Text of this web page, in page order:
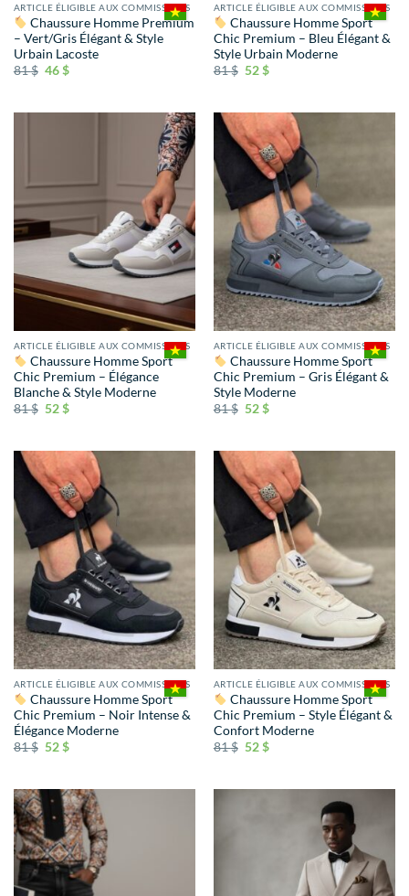
ARTICLE ÉLIGIBLE AUX COMMISSIONS
Chaussure Homme Premium
– Vert/Gris Élégant & Style
Urbain Lacoste
81$ 46$
ARTICLE ÉLIGIBLE AUX COMMISSIONS
Chaussure Homme Sport
Chic Premium – Bleu Élégant &
Style Urbain Moderne
81$ 52$
ARTICLE ÉLIGIBLE AUX COMMISSIONS
Chaussure Homme Sport
Chic Premium – Élégance
Blanche & Style Moderne
81$ 52$
ARTICLE ÉLIGIBLE AUX COMMISSIONS
Chaussure Homme Sport
Chic Premium – Gris Élégant &
Style Moderne
81$ 52$
ARTICLE ÉLIGIBLE AUX COMMISSIONS
Chaussure Homme Sport
Chic Premium – Noir Intense &
Élégance Moderne
81$ 52$
ARTICLE ÉLIGIBLE AUX COMMISSIONS
Chaussure Homme Sport
Chic Premium – Style Élégant &
Confort Moderne
81$ 52$